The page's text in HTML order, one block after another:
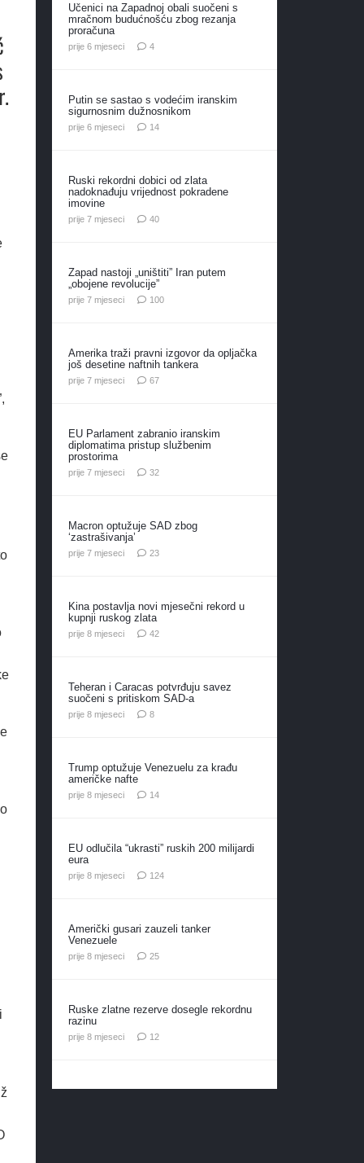
Učenici na Zapadnoj obali suočeni s
mračnom budućnošću zbog rezanja
proračuna
prije 6 mjeseci 4komentara
Putin se sastao s vodećim iranskim
sigurnosnim dužnosnikom
prije 6 mjeseci 14komentara
Ruski rekordni dobici od zlata
nadoknađuju vrijednost pokradene
imovine
prije 7 mjeseci 40komentara
Zapad nastoji „uništiti” Iran putem
„obojene revolucije”
prije 7 mjeseci 100komentara
Amerika traži pravni izgovor da opljačka
još desetine naftnih tankera
prije 7 mjeseci 67komentara
EU Parlament zabranio iranskim
diplomatima pristup službenim
prostorima
prije 7 mjeseci 32komentara
Macron optužuje SAD zbog
‘zastrašivanja’
prije 7 mjeseci 23komentara
Kina postavlja novi mjesečni rekord u
kupnji ruskog zlata
prije 8 mjeseci 42komentara
Teheran i Caracas potvrđuju savez
suočeni s pritiskom SAD-a
prije 8 mjeseci 8komentara
Trump optužuje Venezuelu za krađu
američke nafte
prije 8 mjeseci 14komentara
EU odlučila “ukrasti” ruskih 200 milijardi
eura
prije 8 mjeseci 124komentara
Američki gusari zauzeli tanker
Venezuele
prije 8 mjeseci 25komentara
Ruske zlatne rezerve dosegle rekordnu
razinu
prije 8 mjeseci 12komentara